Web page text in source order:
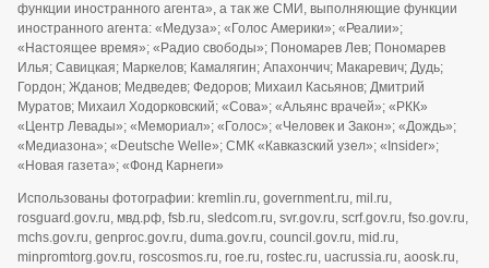
функции иностранного агента», а так же СМИ, выполняющие функции
иностранного агента: «Медуза»; «Голос Америки»; «Реалии»;
«Настоящее время»; «Радио свободы»; Пономарев Лев; Пономарев
Илья; Савицкая; Маркелов; Камалягин; Апахончич; Макаревич; Дудь;
Гордон; Жданов; Медведев; Федоров; Михаил Касьянов; Дмитрий
Муратов; Михаил Ходорковский; «Сова»; «Альянс врачей»; «РКК»
«Центр Левады»; «Мемориал»; «Голос»; «Человек и Закон»; «Дождь»;
«Медиазона»; «Deutsche Welle»; СМК «Кавказский узел»; «Insider»;
«Новая газета»; «Фонд Карнеги»
Использованы фотографии: kremlin.ru, government.ru, mil.ru,
rosguard.gov.ru, мвд.рф, fsb.ru, sledcom.ru, svr.gov.ru, scrf.gov.ru, fso.gov.ru,
mchs.gov.ru, genproc.gov.ru, duma.gov.ru, council.gov.ru, mid.ru,
minpromtorg.gov.ru, roscosmos.ru, roe.ru, rostec.ru, uacrussia.ru, aoosk.ru,